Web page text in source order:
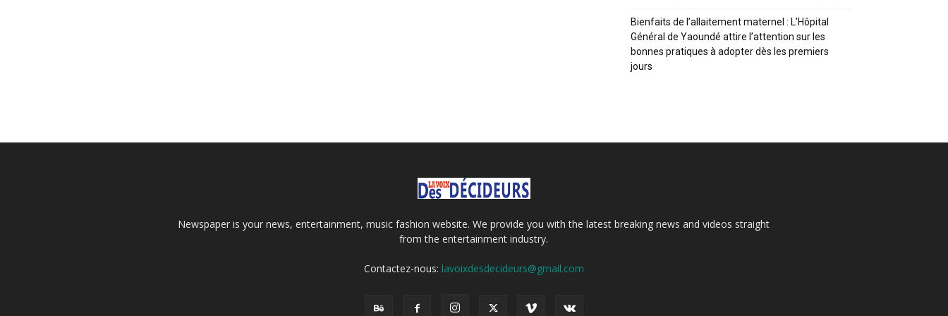
Bienfaits de l’allaitement maternel : L’Hôpital
Général de Yaoundé attire l’attention sur les
bonnes pratiques à adopter dès les premiers
jours
Newspaper is your news, entertainment, music fashion website. We provide you with the latest breaking news and videos straight
from the entertainment industry.
Contactez-nous: lavoixdesdecideurs@gmail.com